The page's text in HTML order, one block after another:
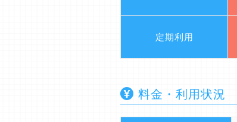
定期利用
料金・利用状況